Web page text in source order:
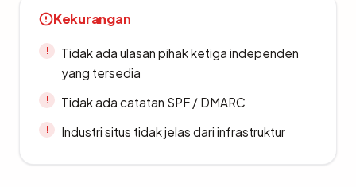
Kekurangan
Tidak ada ulasan pihak ketiga independen
yang tersedia
Tidak ada catatan SPF / DMARC
Industri situs tidak jelas dari infrastruktur